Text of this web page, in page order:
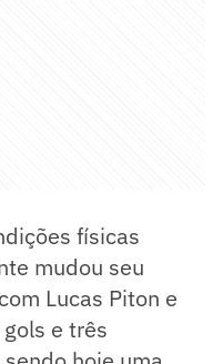
físicas
mudou seu
Lucas Piton e
e três